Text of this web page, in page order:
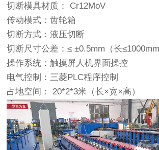
切断模具材质： Cr12MoV
传动模式：齿轮箱
切断方式：液压切断
切断尺寸公差：≤ ±0.5mm（长≤1000mm
操作系统：触摸屏人机界面操控
电气控制：三菱PLC程序控制
占地空间： 20*2*3米（长×宽×高）